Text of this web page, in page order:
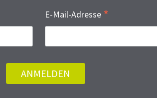
E-Mail-Adresse *